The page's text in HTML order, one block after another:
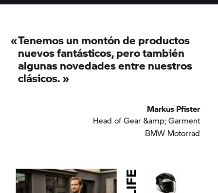
«Tenemos un montón de productos
nuevos fantásticos, pero también
algunas novedades entre nuestros
clásicos.»
Markus Pfister
Head of Gear &amp; Garment
BMW Motorrad